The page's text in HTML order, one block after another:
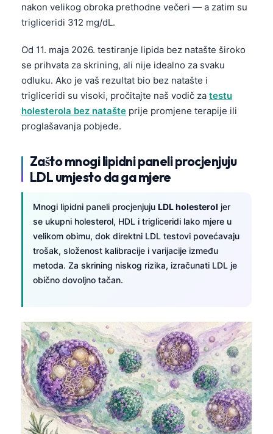
nakon velikog obroka prethodne večeri — a zatim su
trigliceridi 312 mg/dL.
Od 11. maja 2026. testiranje lipida bez natašte široko
se prihvata za skrining, ali nije idealno za svaku
odluku. Ako je vaš rezultat bio bez natašte i
trigliceridi su visoki, pročitajte naš vodič za testu
holesterola bez natašte prije promjene terapije ili
proglašavanja pobjede.
Zašto mnogi lipidni paneli procjenjuju
LDL umjesto da ga mjere
Mnogi lipidni paneli procjenjuju LDL holesterol jer
se ukupni holesterol, HDL i trigliceridi lako mjere u
velikom obimu, dok direktni LDL testovi povećavaju
trošak, složenost kalibracije i varijacije između
metoda. Za skrining niskog rizika, izračunati LDL je
obično dovoljno tačan.